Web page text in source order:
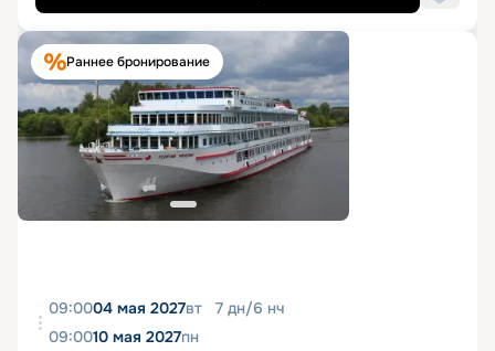
Раннее бронирование
09:0004 мая 2027вт 7 дн/6 нч
09:0010 мая 2027пн